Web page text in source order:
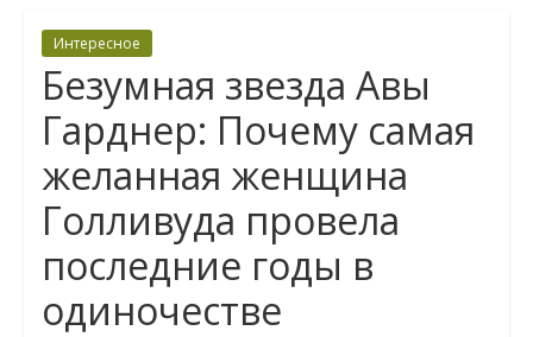
Интересное
Безумная звезда Авы
Гарднер: Почему самая
желанная женщина
Голливуда провела
последние годы в
одиночестве